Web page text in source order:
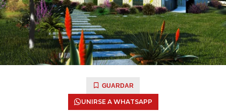
GUARDAR
UNIRSE A WHATSAPP